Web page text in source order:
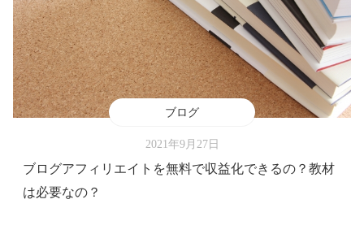
ブログ
2021年9月27日
ブログアフィリエイトを無料で収益化できるの？教材
は必要なの？